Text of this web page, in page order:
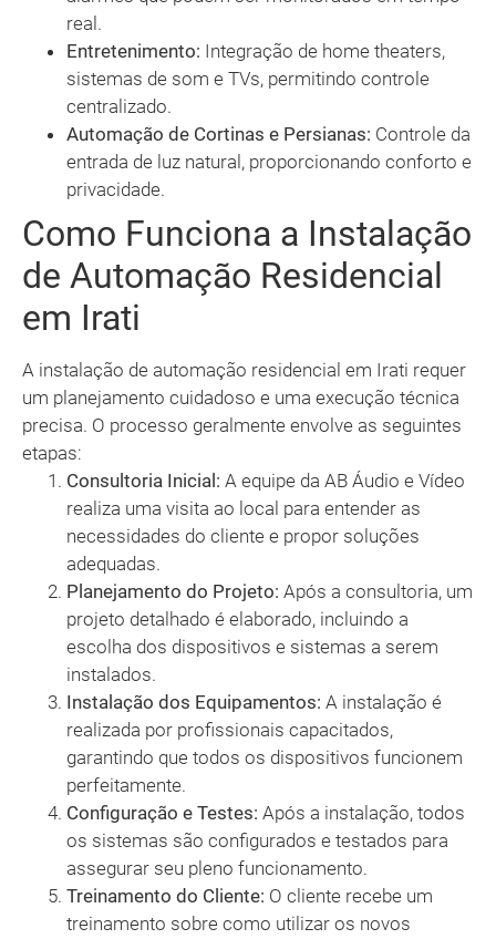
real.
Entretenimento: Integração de home theaters,
sistemas de som e TVs, permitindo controle
centralizado.
Automação de Cortinas e Persianas: Controle da
entrada de luz natural, proporcionando conforto e
privacidade.
Como Funciona a Instalação
de Automação Residencial
em Irati
A instalação de automação residencial em Irati requer
um planejamento cuidadoso e uma execução técnica
precisa. O processo geralmente envolve as seguintes
etapas:
Consultoria Inicial: A equipe da AB Áudio e Vídeo
realiza uma visita ao local para entender as
necessidades do cliente e propor soluções
adequadas.
Planejamento do Projeto: Após a consultoria, um
projeto detalhado é elaborado, incluindo a
escolha dos dispositivos e sistemas a serem
instalados.
Instalação dos Equipamentos: A instalação é
realizada por profissionais capacitados,
garantindo que todos os dispositivos funcionem
perfeitamente.
Configuração e Testes: Após a instalação, todos
os sistemas são configurados e testados para
assegurar seu pleno funcionamento.
Treinamento do Cliente: O cliente recebe um
treinamento sobre como utilizar os novos